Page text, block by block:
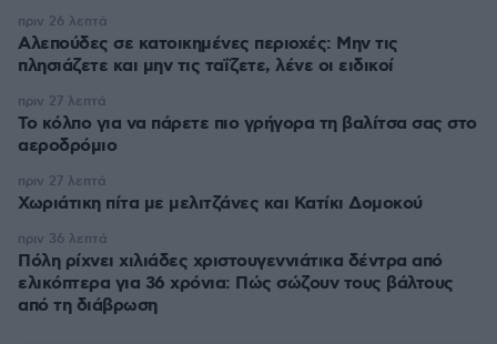
Αλεπούδες σε κατοικημένες περιοχές: Μην τις
πλησιάζετε και μην τις ταΐζετε, λένε οι ειδικοί
πριν 26 λεπτά
Το κόλπο για να πάρετε πιο γρήγορα τη βαλίτσα σας στο
αεροδρόμιο
πριν 27 λεπτά
Χωριάτικη πίτα με μελιτζάνες και Κατίκι Δομοκού
πριν 27 λεπτά
Πόλη ρίχνει χιλιάδες χριστουγεννιάτικα δέντρα από
ελικόπτερα για 36 χρόνια: Πώς σώζουν τους βάλτους
από τη διάβρωση
πριν 36 λεπτά